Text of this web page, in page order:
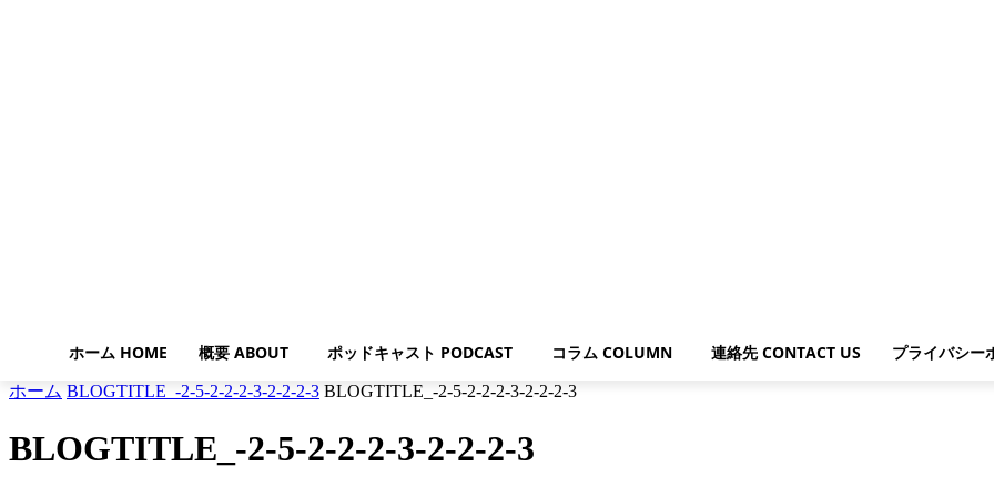
ホーム HOME 概要 ABOUT ポッドキャスト PODCAST コラム COLUMN 連絡先 CONTACT US プライバシー
ホーム BLOGTITLE_-2-5-2-2-2-3-2-2-2-3 BLOGTITLE_-2-5-2-2-2-3-2-2-2-3
BLOGTITLE_-2-5-2-2-2-3-2-2-2-3